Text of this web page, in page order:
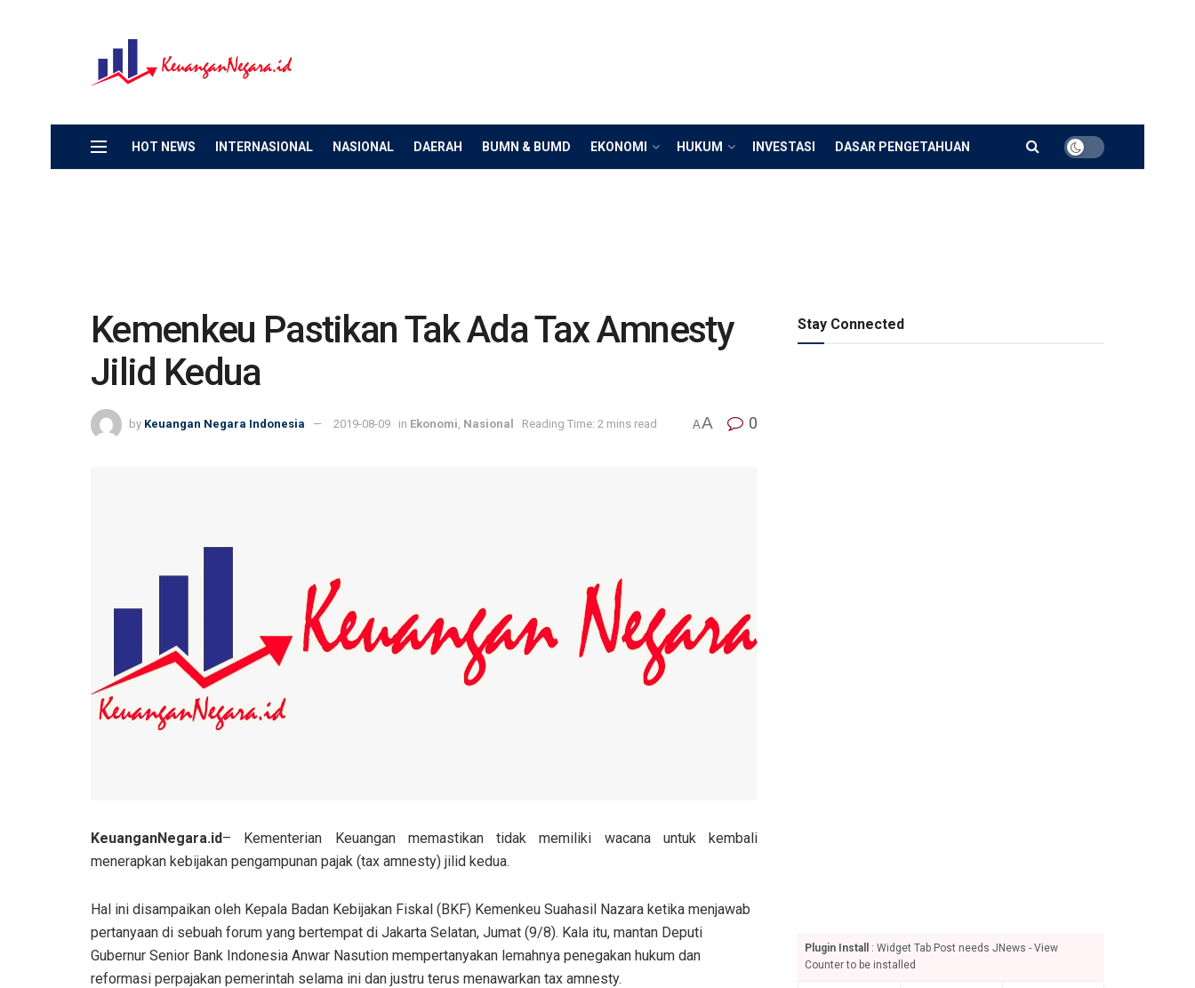
HOT NEWS INTERNASIONAL NASIONAL DAERAH BUMN & BUMD EKONOMI HUKUM INVESTASI DASAR PENGETAHUAN
Kemenkeu Pastikan Tak Ada Tax Amnesty
Jilid Kedua
by Keuangan Negara Indonesia 2019-08-09 in Ekonomi Nasional Reading Time: 2 mins read AA 0
KeuanganNegara.id– Kementerian Keuangan memastikan tidak memiliki wacana untuk kembali
menerapkan kebijakan pengampunan pajak (tax amnesty) jilid kedua.
Hal ini disampaikan oleh Kepala Badan Kebijakan Fiskal (BKF) Kemenkeu Suahasil Nazara ketika menjawab
pertanyaan di sebuah forum yang bertempat di Jakarta Selatan, Jumat (9/8). Kala itu, mantan Deputi
Gubernur Senior Bank Indonesia Anwar Nasution mempertanyakan lemahnya penegakan hukum dan
reformasi perpajakan pemerintah selama ini dan justru terus menawarkan tax amnesty.
Stay Connected
Plugin Install
: Widget Tab Post needs JNews - View
Counter to be installed